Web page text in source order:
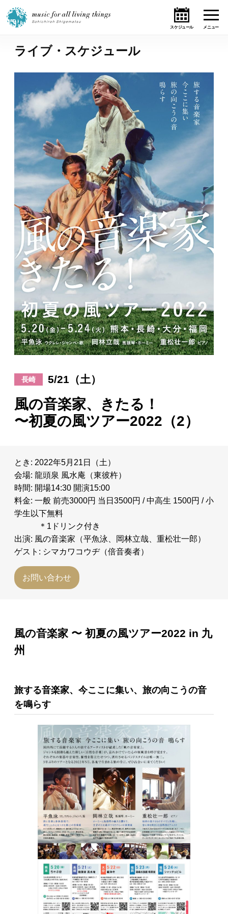
ホーム
ニュース
テーマ
ライブ・スケジュール
オンライン・ショップ
ギャラリー
日々のレポート
Specials
プロフィール
演奏依頼
ライブ・スケジュール
長崎 5/21（土）
風の音楽家、きたる！
〜初夏の風ツアー2022（2）
とき: 2022年5月21日（土）
会場: 龍頭泉 風水庵（東彼杵）
時間: 開場14:30 開演15:00
料金: 一般 前売3000円 当日3500円 / 中高生 1500円 / 小
学生以下無料
＊1ドリンク付き
出演: 風の音楽家（平魚泳、岡林立哉、重松壮一郎）
ゲスト: シマカワコウヂ（倍音奏者）
お問い合わせ
風の音楽家 〜 初夏の風ツアー2022 in 九
州
旅する音楽家、今ここに集い、旅の向こうの音
を鳴らす